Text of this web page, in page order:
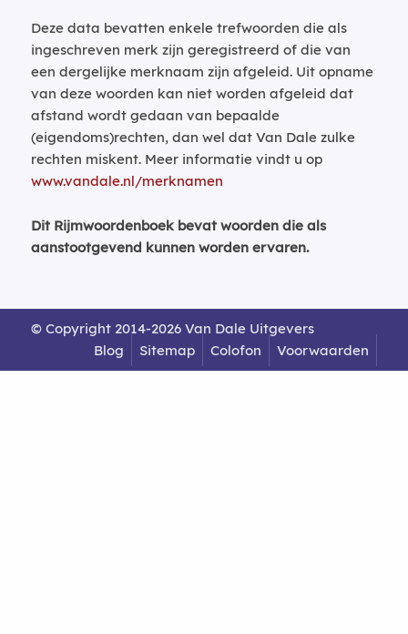
Deze data bevatten enkele trefwoorden die als
ingeschreven merk zijn geregistreerd of die van
een dergelijke merknaam zijn afgeleid. Uit opname
van deze woorden kan niet worden afgeleid dat
afstand wordt gedaan van bepaalde
(eigendoms)rechten, dan wel dat Van Dale zulke
rechten miskent. Meer informatie vindt u op
www.vandale.nl/merknamen
Dit Rijmwoordenboek bevat woorden die als
aanstootgevend kunnen worden ervaren.
© Copyright 2014-2026 Van Dale Uitgevers
Blog
Sitemap Colofon Voorwaarden